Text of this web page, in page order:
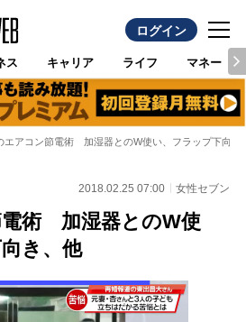
ログイン
ス キャリア ライフ マネー
エアコン節電術 加湿器とのW使い、フラップ下向き
2018.02.25 07:00 女性セブン
術 加湿器とのW使
き、他